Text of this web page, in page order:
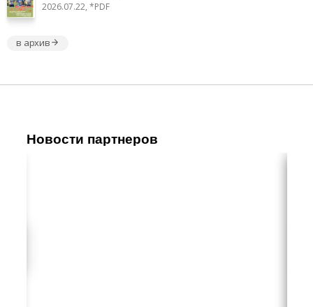
2026.07.22, *PDF
в архив
Новости партнеров